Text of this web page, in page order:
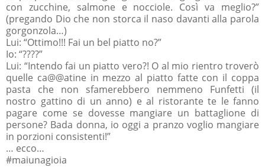
con zucchine, salmone e nocciole. Così va meglio?”
(pregando Dio che non storca il naso davanti alla parola
gorgonzola…)
Lui: “Ottimo!!! Fai un bel piatto no?”
Io: “????”
Lui: “Intendo fai un piatto vero?! O al mio rientro troverò
quelle ca@@atine in mezzo al piatto fatte con il coppa
pasta che non sfamerebbero nemmeno Funfetti (il
nostro gattino di un anno) e al ristorante te le fanno
pagare come se dovesse mangiare un battaglione di
persone? Bada donna, io oggi a pranzo voglio mangiare
in porzioni consistenti!”
… ecco…
#maiunagioia